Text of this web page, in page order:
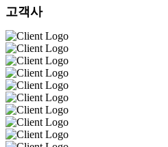
고객사